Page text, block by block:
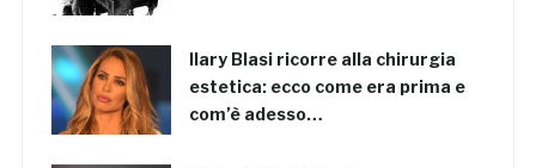
Ilary Blasi ricorre alla chirurgia
estetica: ecco come era prima e
com’è adesso…